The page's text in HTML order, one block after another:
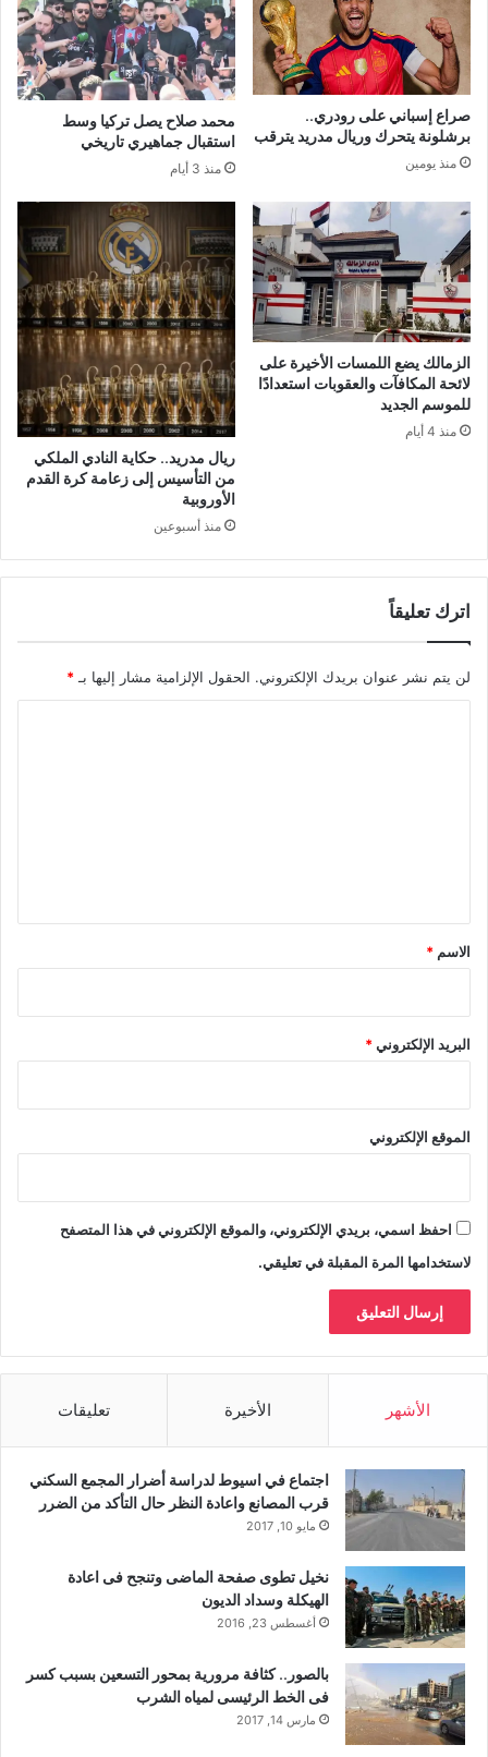
صراع إسباني على رودري..
برشلونة يتحرك وريال مدريد يترقب
منذ يومين
محمد صلاح يصل تركيا وسط
استقبال جماهيري تاريخي
منذ 3 أيام
الزمالك يضع اللمسات الأخيرة على
لائحة المكافآت والعقوبات استعدادًا
للموسم الجديد
منذ 4 أيام
ريال مدريد.. حكاية النادي الملكي
من التأسيس إلى زعامة كرة القدم
الأوروبية
منذ أسبوعين
اترك تعليقاً
لن يتم نشر عنوان بريدك الإلكتروني. الحقول الإلزامية مشار إليها بـ*
*
الاسم *
البريد الإلكتروني*
الموقع الإلكتروني
احفظ اسمي، بريدي الإلكتروني، والموقع الإلكتروني في هذا المتصفح
لاستخدامها المرة المقبلة في تعليقي.
الأشهر الأخيرة تعليقات
اجتماع في اسيوط لدراسة أضرار المجمع السكني
قرب المصانع واعادة النظر حال التأكد من الضرر
مايو 10, 2017
نخيل تطوى صفحة الماضى وتنجح فى اعادة
الهيكلة وسداد الديون
أغسطس 23, 2016
بالصور.. كثافة مرورية بمحور التسعين بسبب كسر
فى الخط الرئيسى لمياه الشرب
مارس 14, 2017